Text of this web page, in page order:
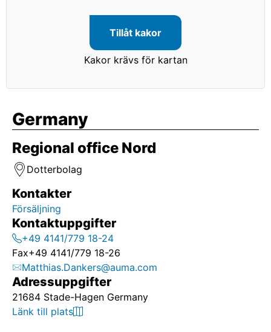
Tillåt kakor
Kakor krävs för kartan
Germany
Regional office Nord
Dotterbolag
Kontakter
Försäljning
Kontaktuppgifter
+49 4141/779 18-24
Fax+49 4141/779 18-26
Matthias.Dankers@auma.com
Adressuppgifter
21684 Stade-Hagen Germany
Länk till plats